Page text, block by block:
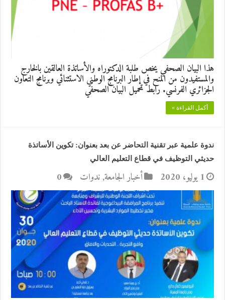
هذا البيان الصحفي يخص طلبة الدكتوراه والأساتذة العالقين بالخارج
والمستفيدون من المنح في إطار البرنامج الوطني الاستثنائي وبرنامج التعاون
الجزائري الفرنسي. رابط تحميل البيان الصحفي
أكمل القراءة »
ندوة علمية عبر تقنية التحاضر عن بعد بعنوان: تكوين الأساتذة
حديثي التوظيف في قطاع التعليم العالي
1 يوليو، 2020 أخبار الجامعة,ندوات 0